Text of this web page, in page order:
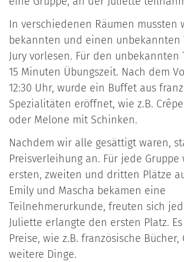
In verschiedenen Räumen mussten
bekannten und einen unbekannten
Jury vorlesen. Für den
15 Minuten Übungszeit. Nach dem
12:30 Uhr, wurde ein Buffet aus
Spezialitäten eröffnet, wie z.B.
oder Melone mit Schinken.
Nachdem wir alle gesättigt waren,
Preisverleihung an. Für jede
ersten, zweiten und dritten Plätze
Emily und Mascha bekamen eine
Teilnehmerurkunde, freuten sich
Juliette erlangte den ersten Platz.
Preise, wie z.B. französische Bücher,
weitere Dinge.